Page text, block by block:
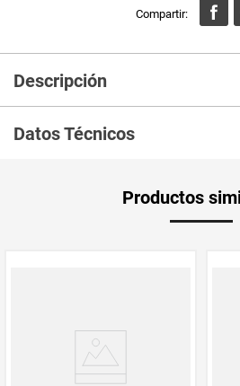
Descripción
blanco y amarillo. Los puedes consumir
nuestras salsas, en preparaciones
Datos Técnicos
Producto (kg)
Productos